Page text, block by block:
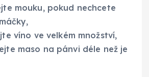
mouku, pokud nechcete
víno ve velkém množství,
maso na pánvi déle než je